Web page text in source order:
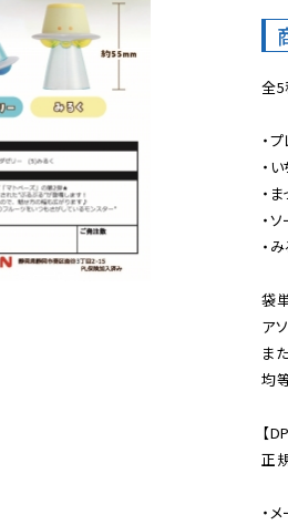
全
・
・
・
・
・
袋
ア
ま
均
【
正
・